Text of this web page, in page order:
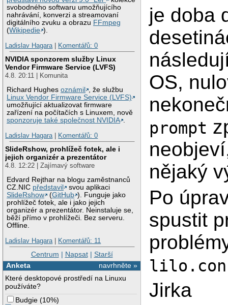
svobodného softwaru umožňujícího
nahrávání, konverzi a streamovaní
digitálního zvuku a obrazu FFmpeg
(Wikipedie ).
Ladislav Hagara| Komentářů: 0
NVIDIA sponzorem služby Linux
Vendor Firmware Service (LVFS)
4.8. 20:11 | Komunita
Richard Hughesoznámil
, že službu
Linux Vendor Firmware Service (LVFS)
umožňující aktualizovat firmware
zařízení na počítačích s Linuxem, nově
sponzoruje také společnost NVIDIA .
Ladislav Hagara| Komentářů: 0
SlideRshow, prohlížeč fotek, ale i
jejich organizér a prezentátor
4.8. 12:22 | Zajímavý software
Edvard Rejthar na blogu zaměstnanců
CZ.NIC představil
svou aplikaci
SlideRshow
(GitHub ). Funguje jako
prohlížeč fotek, ale i jako jejich
organizér a prezentátor. Neinstaluje se,
běží přímo v prohlížeči. Bez serveru.
Offline.
Ladislav Hagara| Komentářů: 11
Centrum | Napsat| Starší
navrhněte »
Anketa
Které desktopové prostředí na Linuxu
používáte?
Budgie (10%)
je doba
OS,
prompt
nějaký
Po
spustit
Jirka